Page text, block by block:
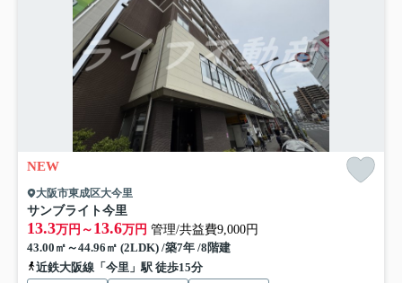
NEW
大阪市東成区大今里
サンブライト今里
13.3万円～ 13.6万円 管理/共益費9,000円
43.00㎡～44.96㎡ (2LDK) /築7年 /8階建
近鉄大阪線「今里」駅 徒歩15分